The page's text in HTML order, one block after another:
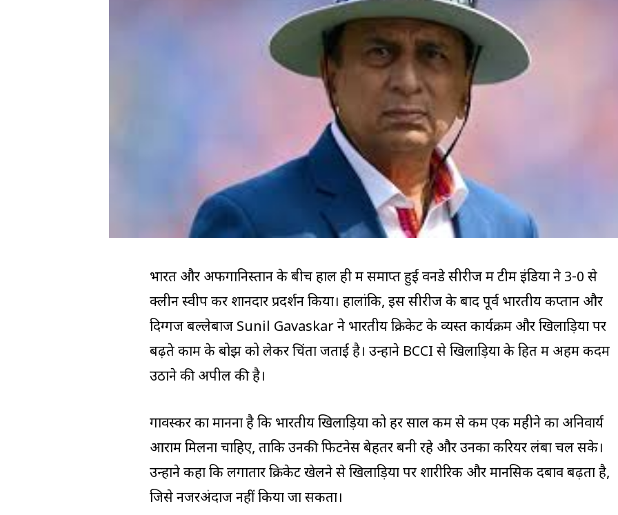
भारत और अफगानिस्तान के बीच हाल ही में समाप्त हुई वनडे सीरीज में टीम इंडिया ने 3-0 से
क्लीन स्वीप कर शानदार प्रदर्शन किया। हालांकि, इस सीरीज के बाद पूर्व भारतीय कप्तान और
दिग्गज बल्लेबाज Sunil Gavaskar ने भारतीय क्रिकेट के व्यस्त कार्यक्रम और खिलाड़ियों पर
बढ़ते काम के बोझ को लेकर चिंता जताई है। उन्होंने BCCI से खिलाड़ियों के हित में अहम कदम
उठाने की अपील की है।
गावस्कर का मानना है कि भारतीय खिलाड़ियों को हर साल कम से कम एक महीने का अनिवार्य
आराम मिलना चाहिए, ताकि उनकी फिटनेस बेहतर बनी रहे और उनका करियर लंबा चल सके।
उन्होंने कहा कि लगातार क्रिकेट खेलने से खिलाड़ियों पर शारीरिक और मानसिक दबाव बढ़ता है,
जिसे नजरअंदाज नहीं किया जा सकता।